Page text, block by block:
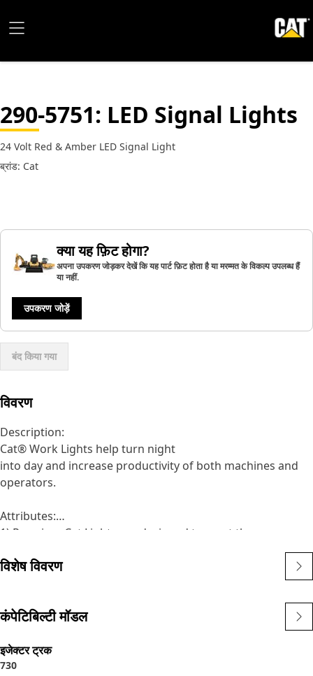
290-5751: LED Signal Lights
24 Volt Red & Amber LED Signal Light
ब्रांड: Cat
क्या यह फ़िट होगा?
अपना उपकरण जोड़कर देखें कि यह पार्ट फ़िट होता है या मरम्मत के विकल्प उपलब्ध हैं
या नहीं.
उपकरण जोड़ें
बंद किया गया
विवरण
Description:
Cat® Work Lights help turn night
into day and increase productivity of both machines and
operators.
Attributes:
1) Premium Cat Lights are designed to meet the
machines
2)Cat Lights are adaptable to other machines in your fleet,
Designed for use in extremely tough conditions.
विशेष विवरण
कंपेटिबिल्टी मॉडल
इजेक्टर ट्रक
730